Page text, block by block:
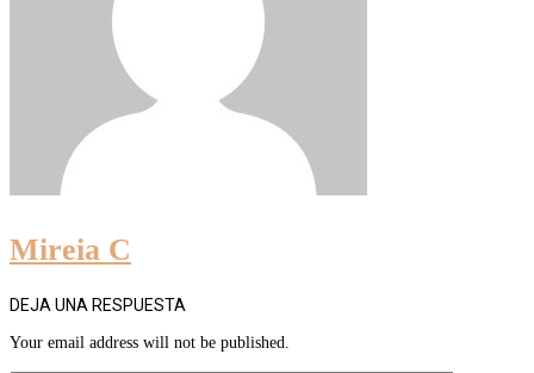
Mireia C
DEJA UNA RESPUESTA
Your email address will not be published.